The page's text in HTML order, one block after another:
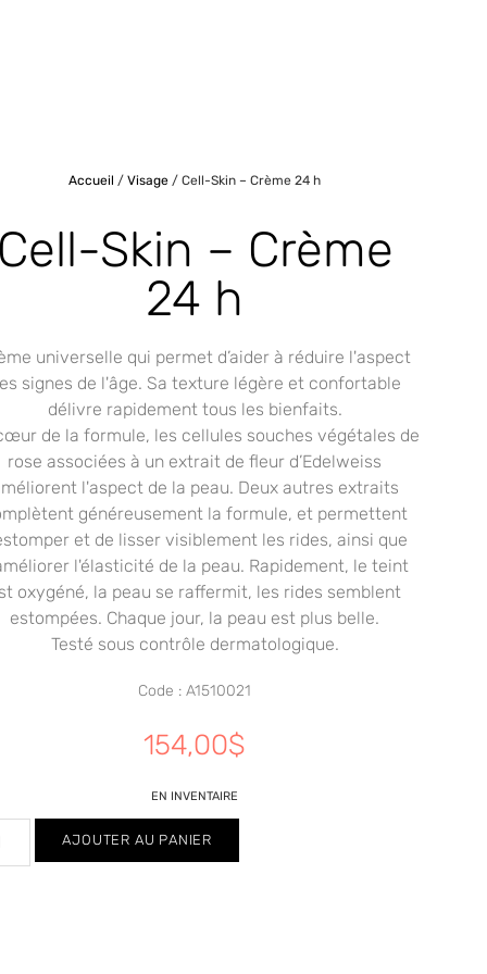
Accueil /Visage / Cell-Skin – Crème 24 h
Cell-Skin – Crème
24 h
universelle qui permet d’aider à réduire l'aspect
signes de l'âge. Sa texture légère et confortable
délivre rapidement tous les bienfaits.
de la formule, les cellules souches végétales de
rose associées à un extrait de fleur d’Edelweiss
l'aspect de la peau. Deux autres extraits
généreusement la formule, et permettent
et de lisser visiblement les rides, ainsi que
l'élasticité de la peau. Rapidement, le teint
oxygéné, la peau se raffermit, les rides semblent
estompées. Chaque jour, la peau est plus belle.
Testé sous contrôle dermatologique.
Code : A1510021
154,00$
EN INVENTAIRE
AJOUTER AU PANIER